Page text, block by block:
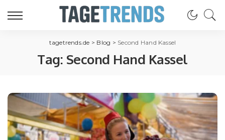
tagetrends.de > Blog > Second Hand Kassel
Tag: Second Hand Kassel